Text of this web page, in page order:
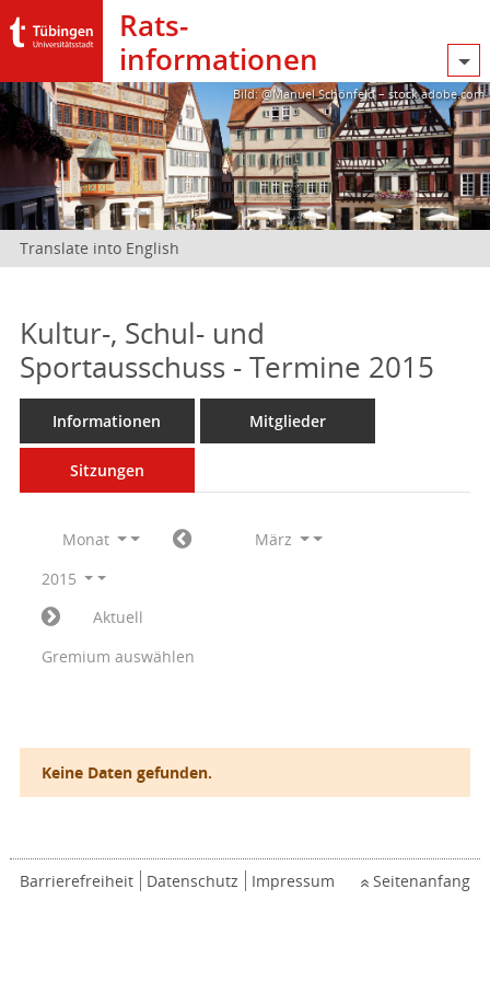
Rats­
informationen
Bild: @Manuel Schönfeld – stock.adobe.com
Translate into English
Kultur-, Schul- und
Sportausschuss - Termine 2015
Informationen Mitglieder
Sitzungen
Monat
März
2015
Aktuell
Gremium auswählen
Keine Daten gefunden.
Barrierefreiheit Datenschutz Impressum Seitenanfang